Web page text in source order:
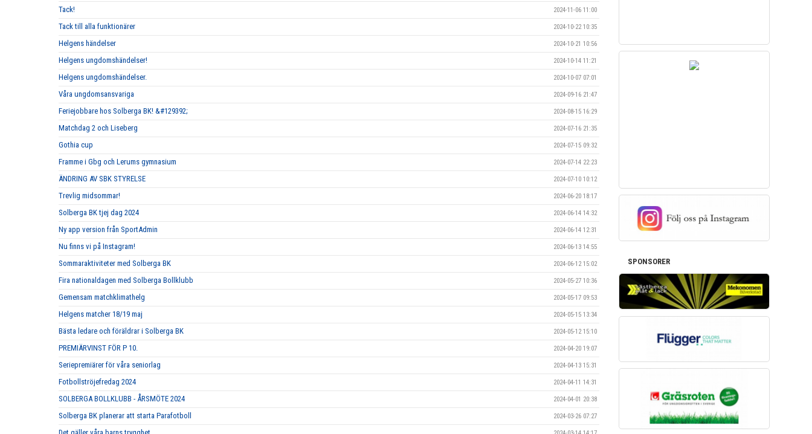
Tack! 2024-11-06 11:00
Tack till alla funktionärer 2024-10-22 10:35
Helgens händelser 2024-10-21 10:56
Helgens ungdomshändelser! 2024-10-14 11:21
Helgens ungdomshändelser. 2024-10-07 07:01
Våra ungdomsansvariga 2024-09-16 21:47
Feriejobbare hos Solberga BK! &#129392; 2024-08-15 16:29
Matchdag 2 och Liseberg 2024-07-16 21:35
Gothia cup 2024-07-15 09:32
Framme i Gbg och Lerums gymnasium 2024-07-14 22:23
ÄNDRING AV SBK STYRELSE 2024-07-10 10:12
Trevlig midsommar! 2024-06-20 18:17
Solberga BK tjej dag 2024 2024-06-14 14:32
Ny app version från SportAdmin 2024-06-14 12:31
Nu finns vi på Instagram! 2024-06-13 14:55
Sommaraktiviteter med Solberga BK 2024-06-12 15:02
Fira nationaldagen med Solberga Bollklubb 2024-05-27 10:36
Gemensam matchklimathelg 2024-05-17 09:53
Helgens matcher 18/19 maj 2024-05-15 13:34
Bästa ledare och föräldrar i Solberga BK 2024-05-12 15:10
PREMIÄRVINST FÖR P 10. 2024-04-20 19:07
Seriepremiärer för våra seniorlag 2024-04-13 15:31
Fotbollströjefredag 2024 2024-04-11 14:31
SOLBERGA BOLLKLUBB - ÅRSMÖTE 2024 2024-04-01 20:38
Solberga BK planerar att starta Parafotboll 2024-03-26 07:27
SPONSORER